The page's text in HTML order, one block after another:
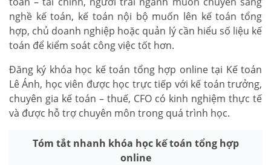
nghề kế toán, kế toán nội bộ muốn lên kế toán tổng
hợp, chủ doanh nghiệp hoặc quản lý cần hiểu số liệu kế
toán để kiểm soát công việc tốt hơn.
Đăng ký khóa học kế toán tổng hợp online tại Kế toán
Lê Ánh, học viên được học trực tiếp với kế toán trưởng,
chuyên gia kế toán – thuế, CFO có kinh nghiệm thực tế
và được hỗ trợ chuyên môn trong quá trình học.
Tóm tắt nhanh khóa học kế toán tổng hợp
online